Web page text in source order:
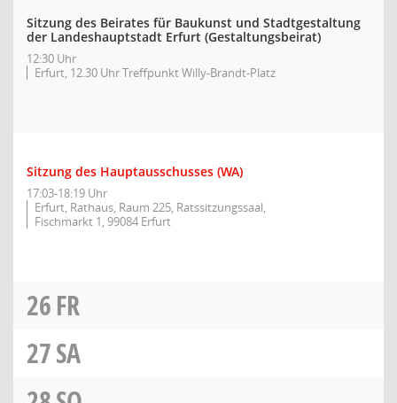
Sitzung des Beirates für Baukunst und Stadtgestaltung
der Landeshauptstadt Erfurt (Gestaltungsbeirat)
12:30 Uhr
Erfurt, 12.30 Uhr Treffpunkt Willy-Brandt-Platz
Sitzung des Hauptausschusses (WA)
17:03-18:19 Uhr
Erfurt, Rathaus, Raum 225, Ratssitzungssaal,
Fischmarkt 1, 99084 Erfurt
26FR
27SA